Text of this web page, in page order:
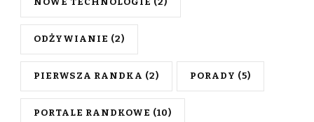
ODŻYWIANIE (2)
PIERWSZA RANDKA (2) PORADY (5)
PORTALE RANDKOWE (10)